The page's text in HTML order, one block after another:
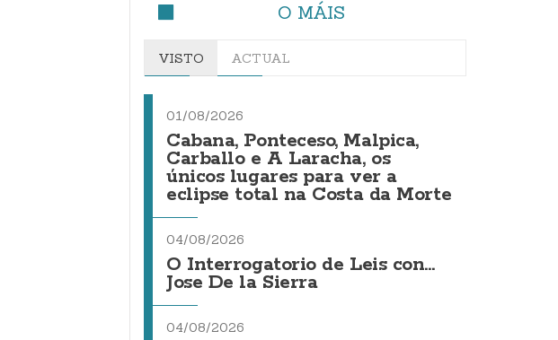
O MÁIS
VISTO ACTUAL
01/08/2026
Cabana, Ponteceso, Malpica,
Carballo e A Laracha, os
únicos lugares para ver a
eclipse total na Costa da Morte
04/08/2026
O Interrogatorio de Leis con...
Jose De la Sierra
04/08/2026